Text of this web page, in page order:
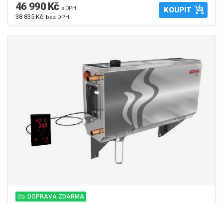
46 990 Kč s DPH
38 835 Kč bez DPH
KOUPIT
DOPRAVA ZDARMA